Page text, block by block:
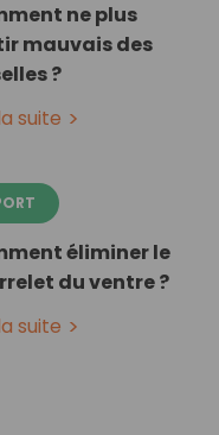
ne plus
mauvais des
?
suite
éliminer le
du ventre ?
suite